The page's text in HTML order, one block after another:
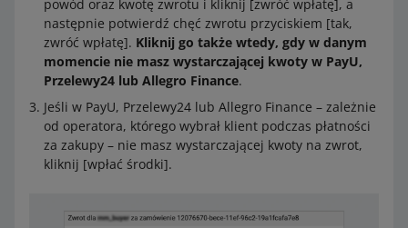
powód oraz kwotę zwrotu i kliknij [zwróć wpłatę], a
następnie potwierdź chęć zwrotu przyciskiem [tak,
zwróć wpłatę]. Kliknij go także wtedy, gdy w danym
momencie nie masz wystarczającej kwoty w PayU,
Przelewy24 lub Allegro Finance.
Jeśli w PayU, Przelewy24 lub Allegro Finance – zależnie
od operatora, którego wybrał klient podczas płatności
za zakupy – nie masz wystarczającej kwoty na zwrot,
kliknij [wpłać środki].